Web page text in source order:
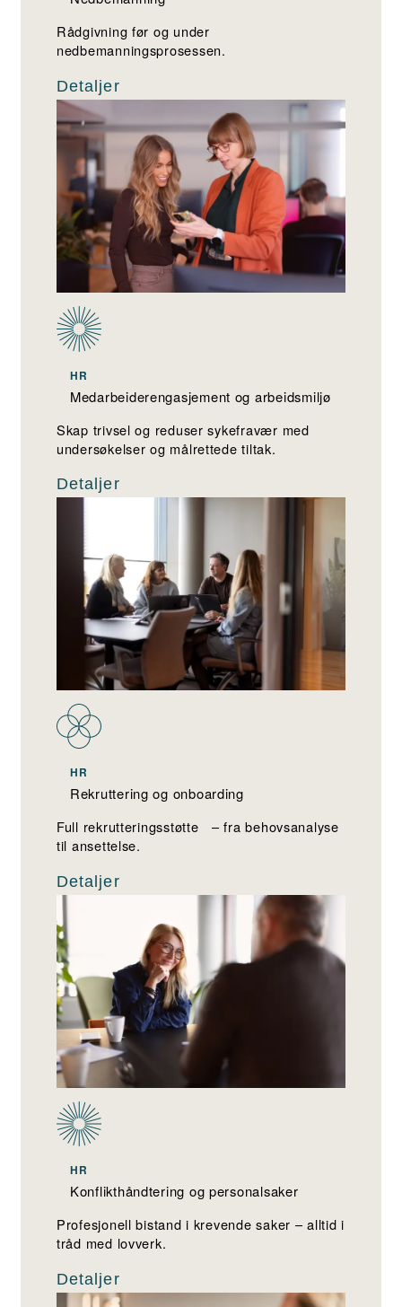
Rådgivning før og under
nedbemanningsprosessen.
Detaljer
HR
Medarbeiderengasjement og arbeidsmiljø
Skap trivsel og reduser sykefravær med
undersøkelser og målrettede tiltak.
Detaljer
HR
Rekruttering og onboarding
Full rekrutteringsstøtte – fra behovsanalyse
til ansettelse.
Detaljer
HR
Konflikthåndtering og personalsaker
Profesjonell bistand i krevende saker – alltid i
tråd med lovverk.
Detaljer